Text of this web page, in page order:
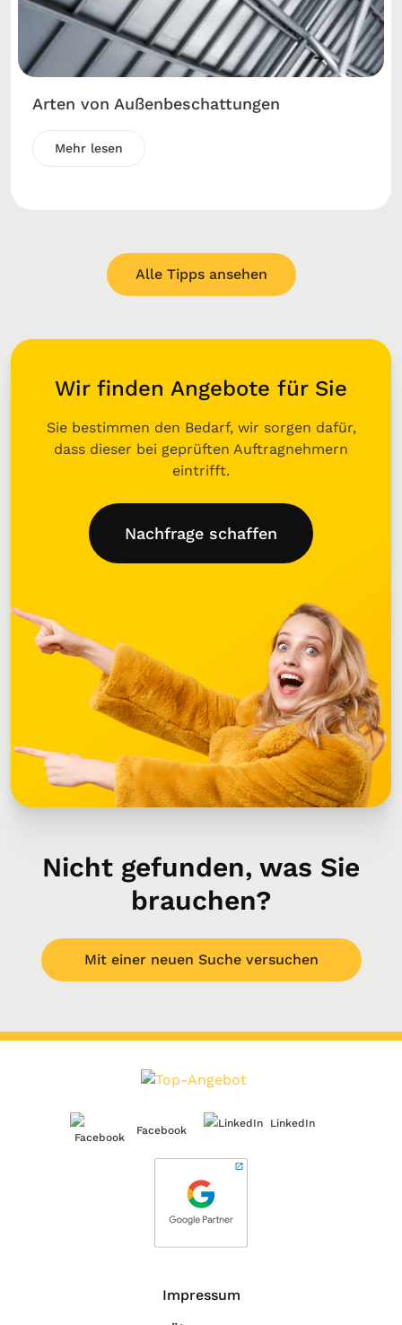
Arten von Außenbeschattungen
Mehr lesen
Alle Tipps ansehen
Wir finden Angebote für Sie
Sie bestimmen den Bedarf, wir sorgen dafür,
dass dieser bei geprüften Auftragnehmern
eintrifft.
Nachfrage schaffen
Nicht gefunden, was Sie
brauchen?
Mit einer neuen Suche versuchen
Facebook
LinkedIn
Impressum